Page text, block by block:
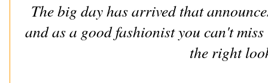
The big day has arrived that
and as a good fashionist you can't
the right